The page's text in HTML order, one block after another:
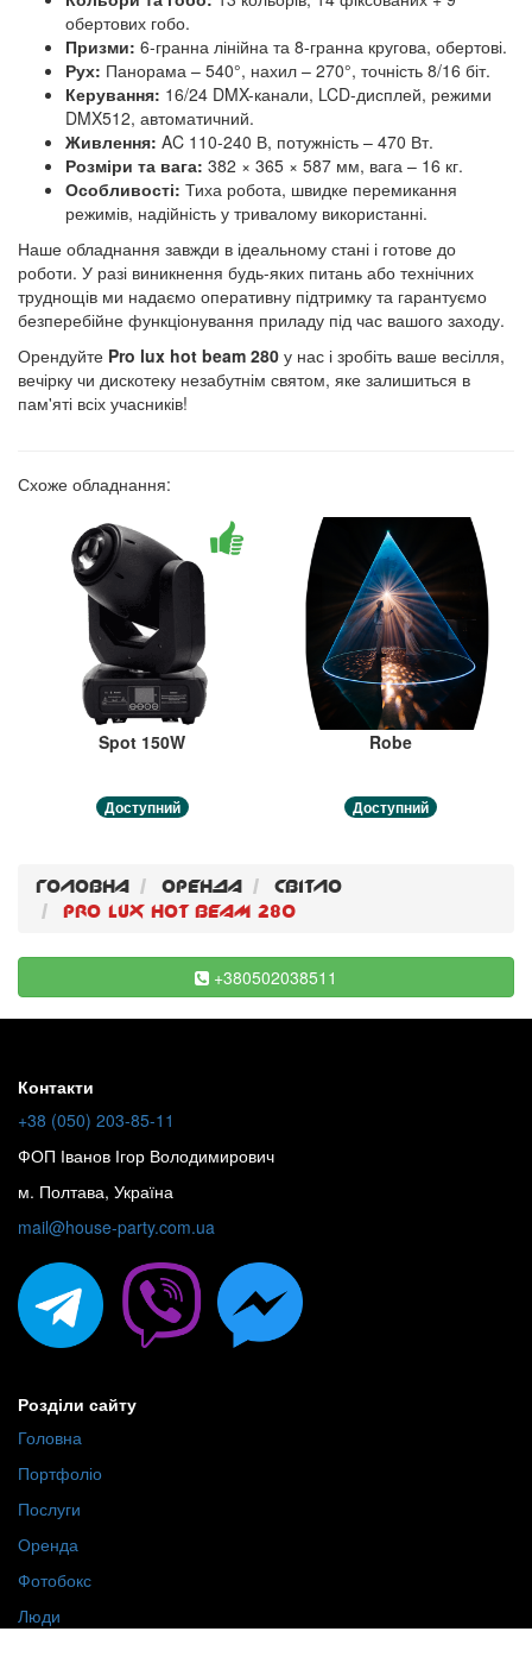
обертових гобо.
Призми: 6-гранна лінійна та 8-гранна кругова, обертові.
Рух: Панорама – 540°, нахил – 270°, точність 8/16 біт.
Керування: 16/24 DMX-канали, LCD-дисплей, режими
DMX512, автоматичний.
Живлення: AC 110-240 В, потужність – 470 Вт.
Розміри та вага: 382 × 365 × 587 мм, вага – 16 кг.
Особливості: Тиха робота, швидке перемикання
режимів, надійність у тривалому використанні.
Наше обладнання завжди в ідеальному стані і готове до
роботи. У разі виникнення будь-яких питань або технічних
труднощів ми надаємо оперативну підтримку та гарантуємо
безперебійне функціонування приладу під час вашого заходу.
Орендуйте Pro lux hot beam 280 у нас і зробіть ваше весілля,
вечірку чи дискотеку незабутнім святом, яке залишиться в
пам'яті всіх учасників!
Схоже обладнання:
Spot 150W
Доступний
Robe
Доступний
Головна Оренда
Свiтло
Pro lux hot beam 280
+380502038511
Контакти
+38 (050) 203-85-11
ФОП Іванов Ігор Володимирович
м. Полтава, Україна
mail@house-party.com.ua
Розділи сайту
Головна
Портфоліо
Послуги
Оренда
Фотобокс
Люди